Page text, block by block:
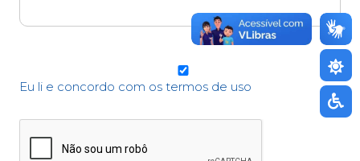
Eu li e concordo com os termos de uso